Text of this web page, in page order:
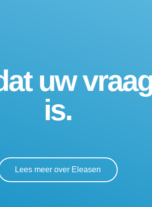
uw
is.
Lees meer over Eleasen